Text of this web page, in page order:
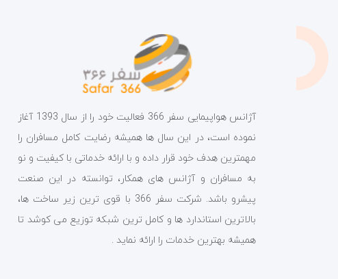
آژانس هواپیمایی سفر 366 فعالیت خود را از سال 1393 آغاز
نموده است، در این سال ها همیشه رضایت کامل مسافران را
مهمترین هدف خود قرار داده و با ارائه خدماتی با کیفیت و نو
به مسافران و آژانس های همکار، توانسته در این صنعت
پیشرو باشد. شرکت سفر 366 با قوی ترین زیر ساخت ها،
بالاترین استاندارد ها و کامل ترین شبکه توزیع می کوشد تا
همیشه بهترین خدمات را ارائه نماید .